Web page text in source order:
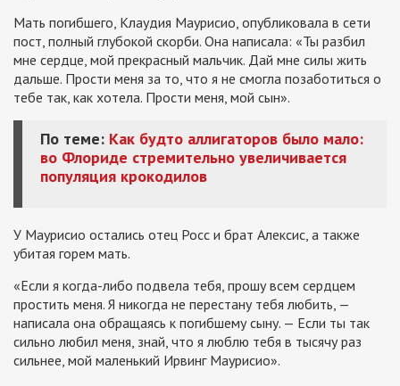
Мать погибшего, Клаудия Маурисио, опубликовала в сети
пост, полный глубокой скорби. Она написала: «Ты разбил
мне сердце, мой прекрасный мальчик. Дай мне силы жить
дальше. Прости меня за то, что я не смогла позаботиться о
тебе так, как хотела. Прости меня, мой сын».
По теме: Как будто аллигаторов было мало:
во Флориде стремительно увеличивается
популяция крокодилов
У Маурисио остались отец Росс и брат Алексис, а также
убитая горем мать.
«Если я когда-либо подвела тебя, прошу всем сердцем
простить меня. Я никогда не перестану тебя любить, —
написала она обращаясь к погибшему сыну. — Если ты так
сильно любил меня, знай, что я люблю тебя в тысячу раз
сильнее, мой маленький Ирвинг Маурисио».